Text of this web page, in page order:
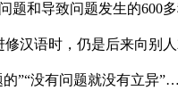
和导致问题发生的600
汉语时，仍是后来向别
”“没有问题就没有立